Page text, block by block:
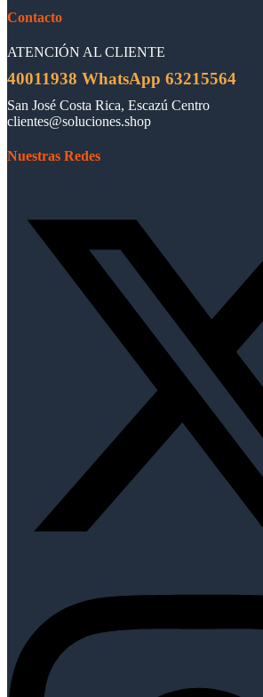
Contacto
ATENCIÓN AL CLIENTE
40011938 WhatsApp 63215564
San José Costa Rica, Escazú Centro
clientes@soluciones.shop
Nuestras Redes